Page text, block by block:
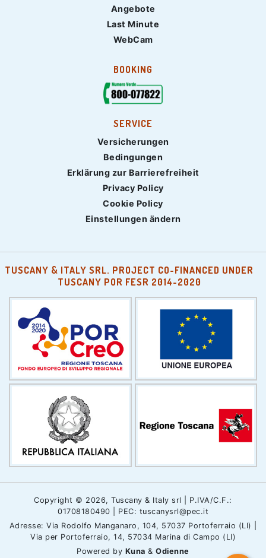
Angebote
Last Minute
WebCam
BOOKING
SERVICE
Versicherungen
Bedingungen
Erklärung zur Barrierefreiheit
Privacy Policy
Cookie Policy
Einstellungen ändern
TUSCANY & ITALY SRL. PROJECT CO-FINANCED UNDER
TUSCANY POR FESR 2014-2020
Copyright © 2026, Tuscany & Italy srl | P.IVA/C.F.:
01708180490 | PEC: tuscanysrl@pec.it
Adresse: Via Rodolfo Manganaro, 104, 57037 Portoferraio (LI) |
Via per Portoferraio, 14, 57034 Marina di Campo (LI)
Powered by Kuna &Odienne